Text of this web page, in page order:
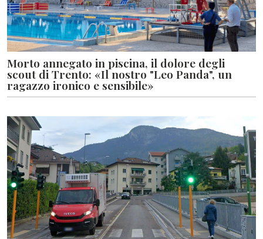
Morto annegato in piscina, il dolore degli
scout di Trento: «Il nostro "Leo Panda", un
ragazzo ironico e sensibile»